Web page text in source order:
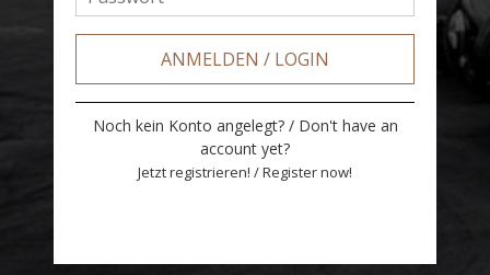
Noch kein Konto angelegt? / Don't have an
account yet?
Jetzt registrieren! / Register now!